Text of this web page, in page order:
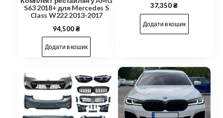
S63 2018+ для Mercedes S
Class W222 2013-2017
94,500₴
Додати в кошик
37,350₴
Додати в кошик